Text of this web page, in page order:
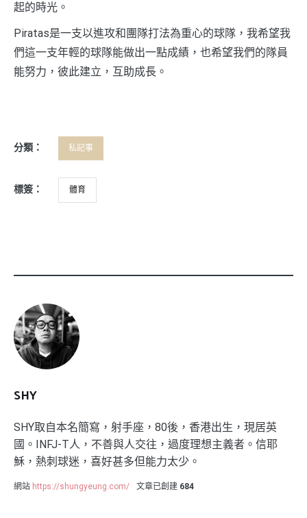
起的時光。
Piratas是一支以進攻和團隊打法為重心的球隊，我希望我
們這一支年輕的球隊能做出一點成績，也希望我們的隊員
能努力，彼此建立，互助成長。
分類： 私記事
標簽： 體育
SHY
SHY取自本名簡寫，射手座，80後，香港出生，現居英
國。INFJ-T人，不善與人交往，過度理想主義者。信耶
穌，熱刺球迷，喜好甚多但能力太少。
網站 https://shungyeung.com/ 文章已創建 684